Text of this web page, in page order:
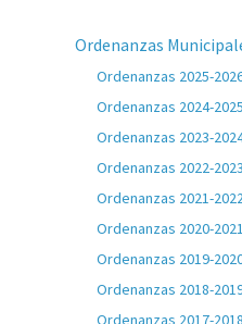
Ordenanzas
Ordenanzas 2025-
Ordenanzas 2024-2025
Ordenanzas 2023-
Ordenanzas 2022-2023
Ordenanzas 2021-
Ordenanzas 2020-2021
Ordenanzas 2019-
Ordenanzas 2018-
Ordenanzas 2017-2018